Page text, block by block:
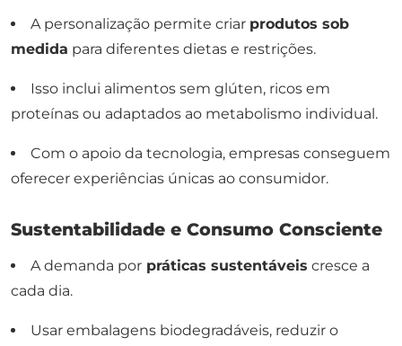
A personalização permite criar produtos sob
medida para diferentes dietas e restrições.
Isso inclui alimentos sem glúten, ricos em
proteínas ou adaptados ao metabolismo individual.
Com o apoio da tecnologia, empresas conseguem
oferecer experiências únicas ao consumidor.
Sustentabilidade e Consumo Consciente
A demanda por práticas sustentáveis cresce a
cada dia.
Usar embalagens biodegradáveis, reduzir o